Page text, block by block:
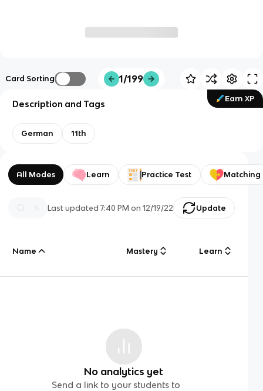
Card Sorting 1/199
Earn XP
Description and Tags
German 11th
All Modes Learn Practice Test Matching
Last updated7:40 PM on 12/19/22 Update
Name Mastery Learn
No analytics yet
Send a link to your students to